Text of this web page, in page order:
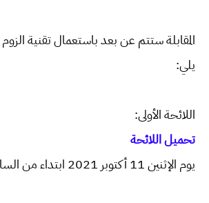
المقابلة ستتم عن بعد باستعمال تقنية الزوم
يلي:
اللائحة الأولى:
تحميل اللائحة
يوم الإثنين 11 أكتوبر 2021 ابتداء من الساعة التاسعة صباحا.